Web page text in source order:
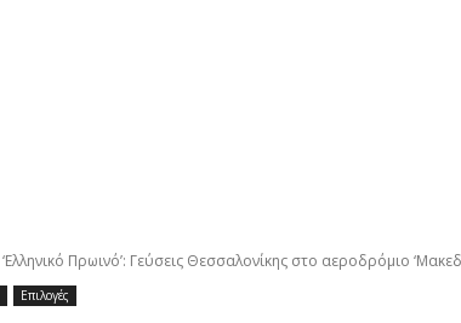
‘Ελληνικό Πρωινό’: Γεύσεις Θεσσαλονίκης στο αεροδρόμιο
Επιλογές